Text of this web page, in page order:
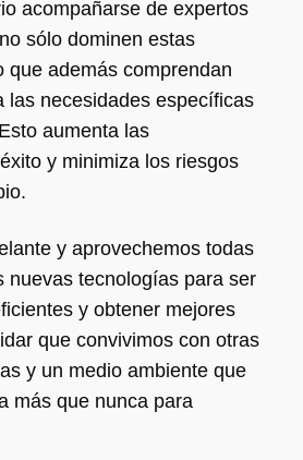
acompañarse de expertos
sólo dominen estas
que además comprendan
las necesidades específicas
aumenta las
y minimiza los riesgos
y aprovechemos todas
nuevas tecnologías para ser
y obtener mejores
que convivimos con otras
y un medio ambiente que
más que nunca para